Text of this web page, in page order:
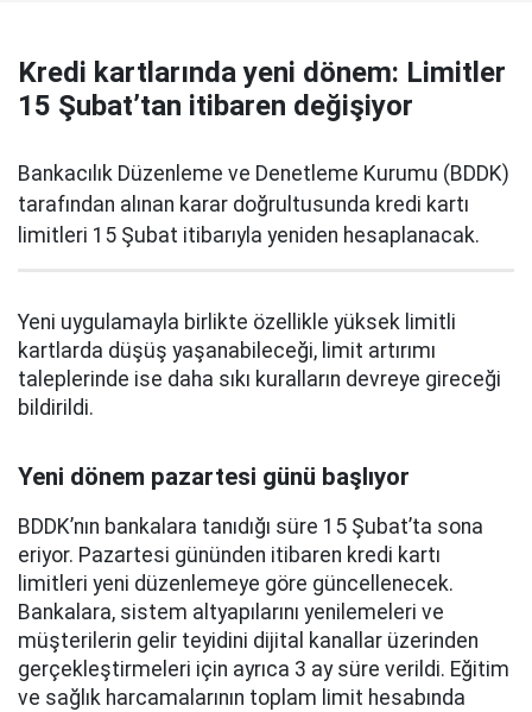
Kredi kartlarında yeni dönem: Limitler
15 Şubat’tan itibaren değişiyor
Bankacılık Düzenleme ve Denetleme Kurumu (BDDK)
tarafından alınan karar doğrultusunda kredi kartı
limitleri 15 Şubat itibarıyla yeniden hesaplanacak.
Yeni uygulamayla birlikte özellikle yüksek limitli
kartlarda düşüş yaşanabileceği, limit artırımı
taleplerinde ise daha sıkı kuralların devreye gireceği
bildirildi.
Yeni dönem pazartesi günü başlıyor
BDDK’nın bankalara tanıdığı süre 15 Şubat’ta sona
eriyor. Pazartesi gününden itibaren kredi kartı
limitleri yeni düzenlemeye göre güncellenecek.
Bankalara, sistem altyapılarını yenilemeleri ve
müşterilerin gelir teyidini dijital kanallar üzerinden
gerçekleştirmeleri için ayrıca 3 ay süre verildi. Eğitim
ve sağlık harcamalarının toplam limit hesabında